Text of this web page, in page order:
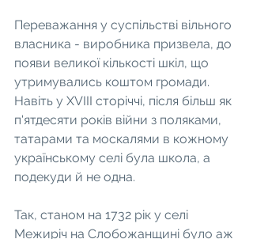
Переважання у суспільстві вільного
власника - виробника призвела, до
появи великої кількості шкіл, що
утримувались коштом громади.
Навіть у ХVІІІ сторіччі, після більш як
п'ятдесяти років війни з поляками,
татарами та москалями в кожному
українському селі була школа, а
подекуди й не одна.
Так, станом на 1732 рік у селі
Межиріч на Слобожанщині було аж